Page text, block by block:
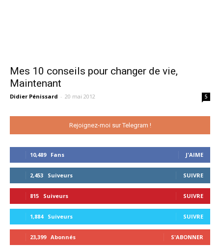
Mes 10 conseils pour changer de vie,
Maintenant
Didier Pénissard - 20 mai 2012 5
Rejoignez-moi sur Telegram !
10,489 Fans J'AIME
2,453 Suiveurs SUIVRE
815 Suiveurs SUIVRE
1,884 Suiveurs SUIVRE
23,399 Abonnés S'ABONNER